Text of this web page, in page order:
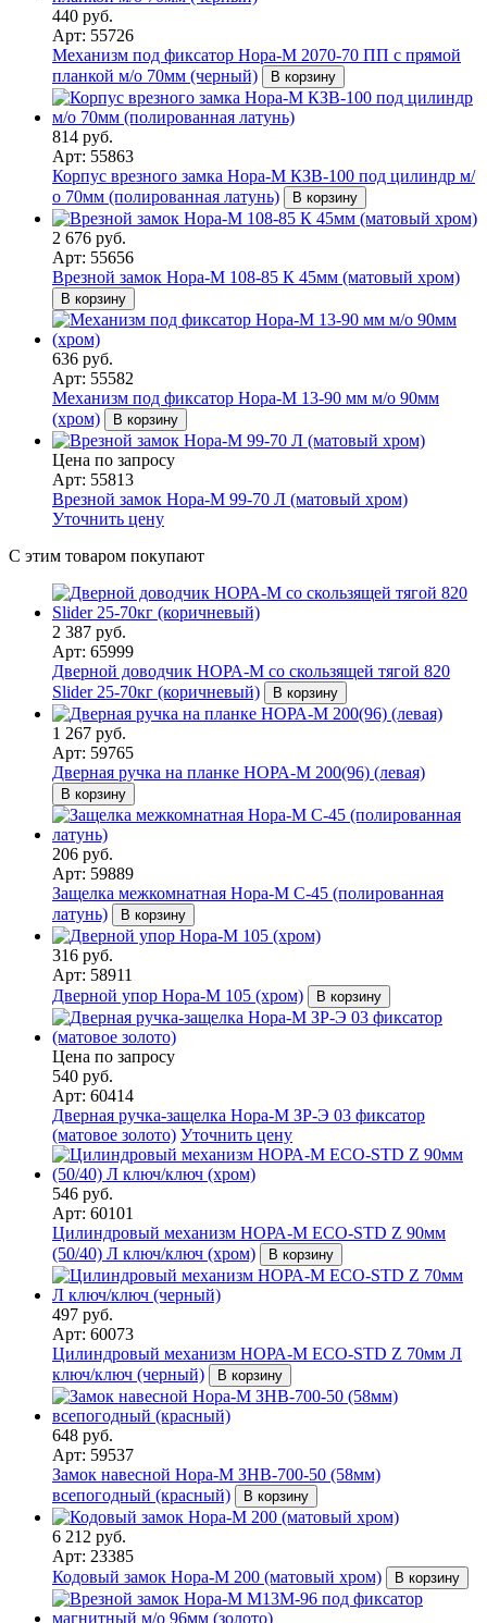
440 руб.
Арт: 55726
Механизм под фиксатор Нора-М 2070-70 ПП с прямой
планкой м/о 70мм (черный)
В корзину
814 руб.
Арт: 55863
Корпус врезного замка Нора-М КЗВ-100 под цилиндр м/
о 70мм (полированная латунь)
В корзину
2 676 руб.
Арт: 55656
Врезной замок Нора-М 108-85 К 45мм (матовый хром)
В корзину
636 руб.
Арт: 55582
Механизм под фиксатор Нора-М 13-90 мм м/о 90мм
(хром)
В корзину
Цена по запросу
Арт: 55813
Врезной замок Нора-М 99-70 Л (матовый хром)
Уточнить цену
С этим товаром покупают
2 387 руб.
Арт: 65999
Дверной доводчик НОРА-M со скользящей тягой 820
Slider 25-70кг (коричневый)
В корзину
1 267 руб.
Арт: 59765
Дверная ручка на планке НОРА-М 200(96) (левая)
В корзину
206 руб.
Арт: 59889
Защелка межкомнатная Нора-М С-45 (полированная
латунь)
В корзину
316 руб.
Арт: 58911
Дверной упор Нора-М 105 (хром)
В корзину
Цена по запросу
540 руб.
Арт: 60414
Дверная ручка-защелка Нора-М ЗР-Э 03 фиксатор
(матовое золото) Уточнить цену
546 руб.
Арт: 60101
Цилиндровый механизм НОРА-М ЕСО-STD Z 90мм
(50/40) Л ключ/ключ (хром)
В корзину
497 руб.
Арт: 60073
Цилиндровый механизм НОРА-М ЕСО-STD Z 70мм Л
ключ/ключ (черный)
В корзину
648 руб.
Арт: 59537
Замок навесной Нора-М ЗНВ-700-50 (58мм)
всепогодный (красный)
В корзину
6 212 руб.
Арт: 23385
Кодовый замок Нора-М 200 (матовый хром)
В корзину